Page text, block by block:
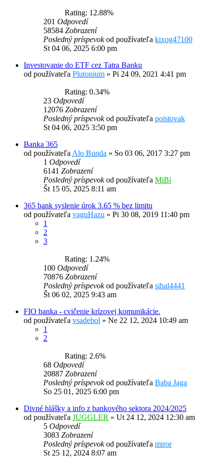
Rating: 12.88%
201 Odpovedí
58584 Zobrazení
Posledný príspevokod používateľa kixog47100
St 04 06, 2025 6:00 pm
Investovanie do ETF cez Tatra Banku
od používateľa Plutonium » Pi 24 09, 2021 4:41 pm
Rating: 0.34%
23 Odpovedí
12076 Zobrazení
Posledný príspevokod používateľa poistovak
St 04 06, 2025 3:50 pm
Banka 365
od používateľaAlo Bunda » So 03 06, 2017 3:27 pm
1 Odpovedí
6141 Zobrazení
Posledný príspevokod používateľa MiBi
Št 15 05, 2025 8:11 am
365 bank syslenie úrok 3.65 % bez limitu
od používateľa vaguHazu » Pi 30 08, 2019 11:40 pm
1
2
3
Rating: 1.24%
100 Odpovedí
70876 Zobrazení
Posledný príspevokod používateľa sibal4441
Št 06 02, 2025 9:43 am
FIO banka - cvičenie krízovej komunikácie.
od používateľa vsadebol » Ne 22 12, 2024 10:49 am
1
2
Rating: 2.6%
68 Odpovedí
20887 Zobrazení
Posledný príspevokod používateľa Baba Jaga
So 25 01, 2025 6:00 pm
Divné hlášky a info z bankového sektora 2024/2025
od používateľa JUGGLER » Ut 24 12, 2024 12:30 am
5 Odpovedí
3083 Zobrazení
Posledný príspevokod používateľa miror
St 25 12, 2024 8:07 am